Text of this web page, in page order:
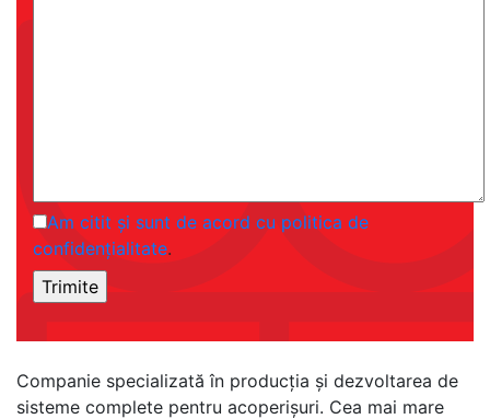
Am citit și sunt de acord cu politica de
confidențialitate.
Companie specializată în producția și dezvoltarea de
sisteme complete pentru acoperișuri. Cea mai mare